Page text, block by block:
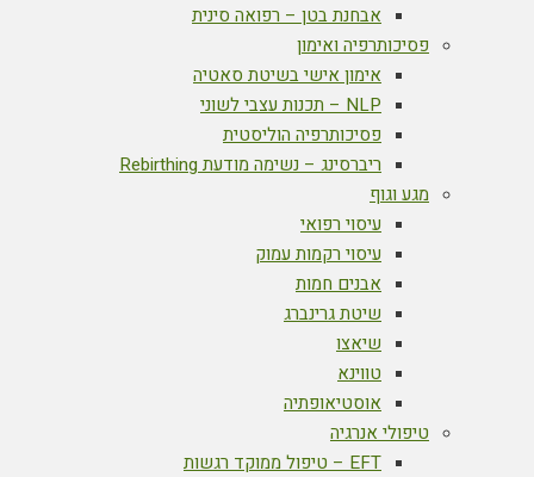
אבחנת בטן – רפואה סינית
פסיכותרפיה ואימון
אימון אישי בשיטת סאטיה
NLP – תכנות עצבי לשוני
פסיכותרפיה הוליסטית
ריברסינג – נשימה מודעת Rebirthing
מגע וגוף
עיסוי רפואי
עיסוי רקמות עמוק
אבנים חמות
שיטת גרינברג
שיאצו
טווינא
אוסטיאופתיה
טיפולי אנרגיה
EFT – טיפול ממוקד רגשות